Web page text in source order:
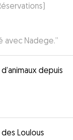
)
avec Nadege.”
depuis
Loulous